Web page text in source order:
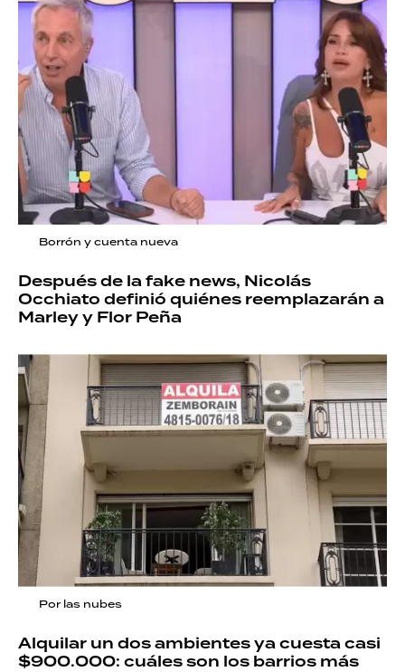
Borrón y cuenta nueva
Después de la fake news, Nicolás
Occhiato definió quiénes reemplazarán a
Marley y Flor Peña
Por las nubes
Alquilar un dos ambientes ya cuesta casi
$900.000: cuáles son los barrios más